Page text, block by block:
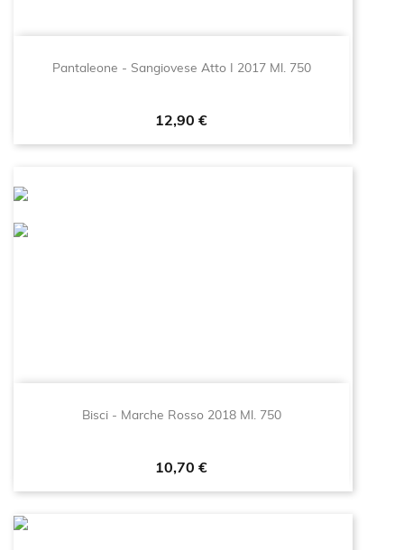
Pantaleone - Sangiovese Atto I 2017 Ml. 750
Prezzo
12,90 €
Bisci - Marche Rosso 2018 Ml. 750
Prezzo
10,70 €